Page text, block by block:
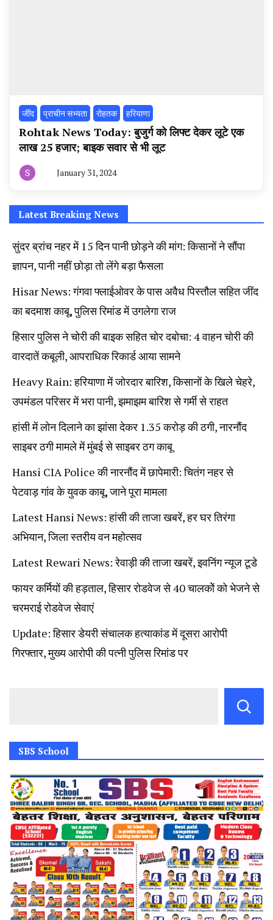
‌जींद प्राचीन सभ्यता रोहतक हरियाणा
Rohtak News Today: बुजुर्ग को लिफ्ट देकर लूटे एक
लाख 25 हजार; बाइक सवार से भी लूट
January 31, 2024
Latest Breaking News
सुंदर ब्रांच नहर में 15 दिन पानी छोड़ने की मांग: किसानों ने सौंपा
ज्ञापन, पानी नहीं छोड़ा तो लेंगे बड़ा फैसला
Hisar News: गंगवा फ्लाईओवर के पास अवैध पिस्तौल सहित जींद
का बदमाश काबू, पुलिस रिमांड में उगलेगा राज
हिसार पुलिस ने चोरी की बाइक सहित चोर दबोचा: 4 वाहन चोरी की
वारदातें कबूली, आपराधिक रिकार्ड आया सामने
Heavy Rain: हरियाणा में जोरदार बारिश, किसानों के खिले चेहरे,
उपमंडल परिसर में भरा पानी, झमाझम बारिश से गर्मी से राहत
हांसी में लोन दिलाने का झांसा देकर 1.35 करोड़ की ठगी, नारनौंद
साइबर ठगी मामले में मुंबई से साइबर ठग काबू
Hansi CIA Police की नारनौंद में छापेमारी: चितंग नहर से
पेटवाड़ गांव के युवक काबू, जाने पूरा मामला
Latest Hansi News: हांसी की ताजा खबरें, हर घर तिरंगा
अभियान, जिला स्तरीय वन महोत्सव
Latest Rewari News: रेवाड़ी की ताजा खबरें, इवनिंग न्यूज टूडे
फायर कर्मियों की हड़ताल, हिसार रोडवेज से 40 चालकोें को भेजने से
चरमराई रोडवेज सेवाएं
Update: हिसार डेयरी संचालक हत्याकांड में दूसरा आरोपी
गिरफ्तार, मुख्य आरोपी की पत्नी पुलिस रिमांड पर
SBS School